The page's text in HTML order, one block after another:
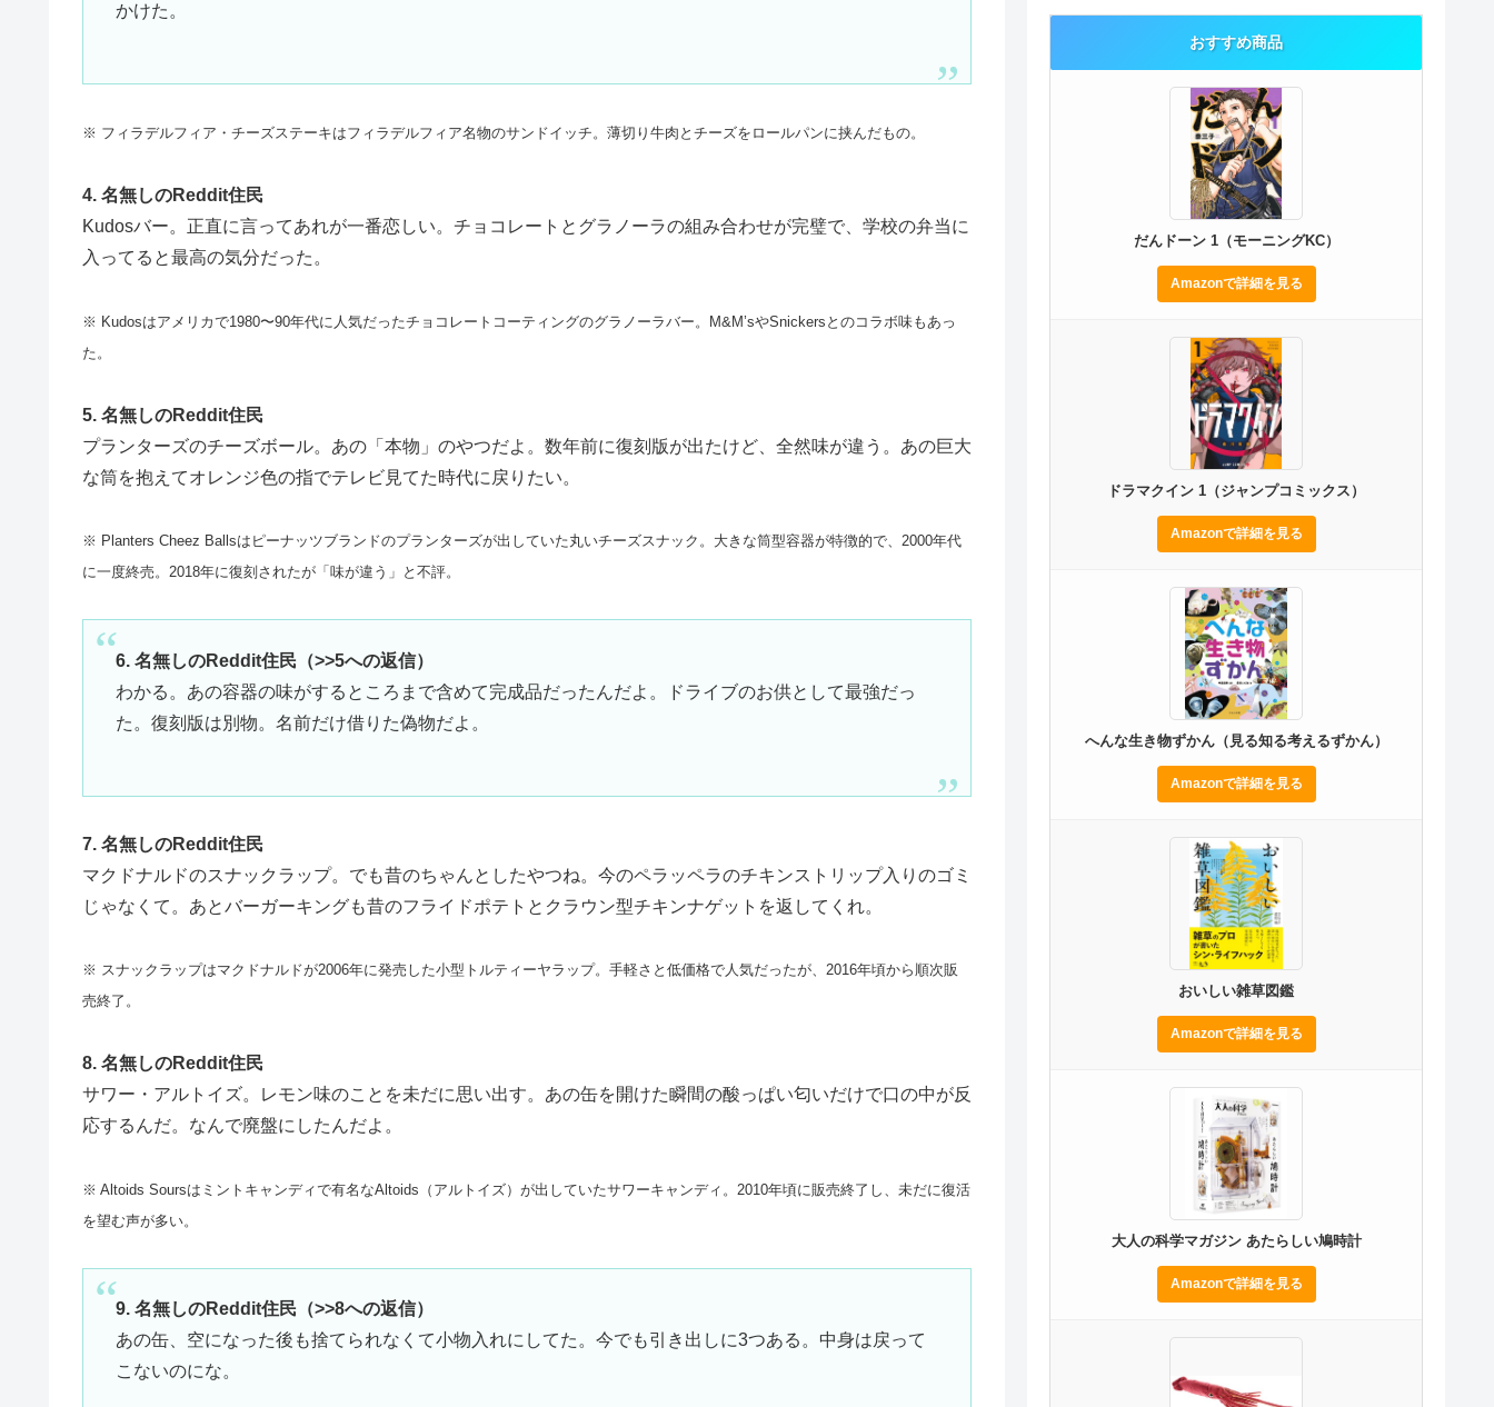
かけた。
※ フィラデルフィア・チーズステーキはフィラデルフィア名物のサンドイッチ。薄切り牛肉とチーズをロールパンに挟んだもの。
4. 名無しのReddit住民
Kudosバー。正直に言ってあれが一番恋しい。チョコレートとグラノーラの組み合わせが完璧で、学校の弁当に
入ってると最高の気分だった。
※ Kudosはアメリカで1980〜90年代に人気だったチョコレートコーティングのグラノーラバー。M&M’sやSnickersとのコラボ味もあっ
た。
5. 名無しのReddit住民
プランターズのチーズボール。あの「本物」のやつだよ。数年前に復刻版が出たけど、全然味が違う。あの巨大
な筒を抱えてオレンジ色の指でテレビ見てた時代に戻りたい。
※ Planters Cheez Ballsはピーナッツブランドのプランターズが出していた丸いチーズスナック。大きな筒型容器が特徴的で、2000年代
に一度終売。2018年に復刻されたが「味が違う」と不評。
6. 名無しのReddit住民（>>5への返信）
わかる。あの容器の味がするところまで含めて完成品だったんだよ。ドライブのお供として最強だっ
た。復刻版は別物。名前だけ借りた偽物だよ。
7. 名無しのReddit住民
マクドナルドのスナックラップ。でも昔のちゃんとしたやつね。今のペラッペラのチキンストリップ入りのゴミ
じゃなくて。あとバーガーキングも昔のフライドポテトとクラウン型チキンナゲットを返してくれ。
※ スナックラップはマクドナルドが2006年に発売した小型トルティーヤラップ。手軽さと低価格で人気だったが、2016年頃から順次販
売終了。
8. 名無しのReddit住民
サワー・アルトイズ。レモン味のことを未だに思い出す。あの缶を開けた瞬間の酸っぱい匂いだけで口の中が反
応するんだ。なんで廃盤にしたんだよ。
※ Altoids Soursはミントキャンディで有名なAltoids（アルトイズ）が出していたサワーキャンディ。2010年頃に販売終了し、未だに復活
を望む声が多い。
9. 名無しのReddit住民（>>8への返信）
あの缶、空になった後も捨てられなくて小物入れにしてた。今でも引き出しに3つある。中身は戻って
こないのにな。
おすすめ商品
だんドーン 1（モーニングKC）
Amazonで詳細を見る
ドラマクイン 1（ジャンプコミックス）
Amazonで詳細を見る
へんな生き物ずかん（見る知る考えるずかん）
Amazonで詳細を見る
おいしい雑草図鑑
Amazonで詳細を見る
大人の科学マガジン あたらしい鳩時計
Amazonで詳細を見る